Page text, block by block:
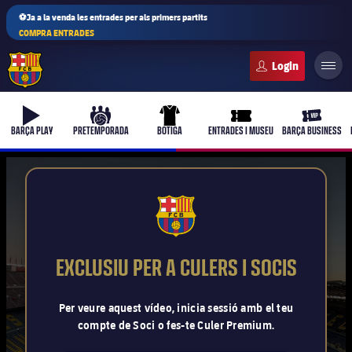
⚽Ja a la venda les entrades per als primers partits
COMPRA ENTRADES
b-play
BARÇA PLAY
culers-ball
PRETEMPORADA
uniform
BOTIGA
ticket-full
ENTRADES I MUSEU
ticket-
BARÇA BUSINESS
Actualitat
Barça Atlètic
plusicon
FCB Barcelona badge
EXCLUSIU PER A CULERS I SOCIS
Per veure aquest vídeo, inicia sessió amb el teu
compte de Soci o fes-te Culer Premium.